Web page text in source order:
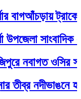
বাগআঁচড়ায়
উপজেলা
নবাগত ওসির
তীব্র নদীভাঙনে